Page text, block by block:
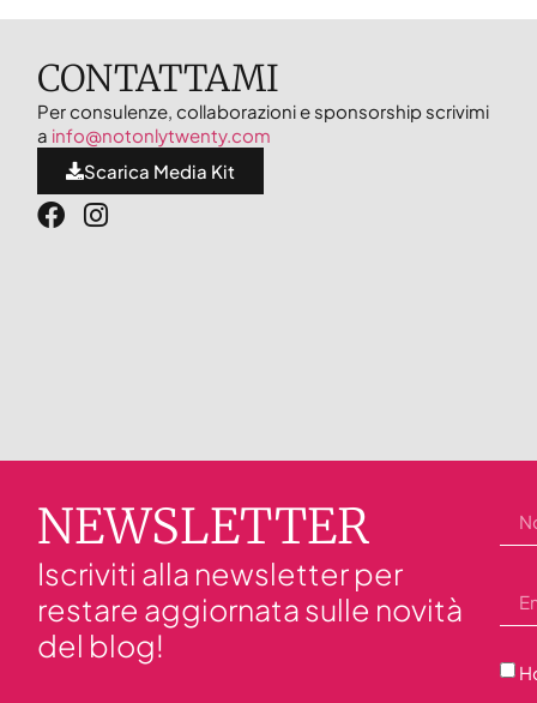
CONTATTAMI
Per consulenze, collaborazioni e sponsorship scrivimi
a info@notonlytwenty.com
Scarica Media Kit
NEWSLETTER
Iscriviti alla newsletter per
restare aggiornata sulle novità
del blog!